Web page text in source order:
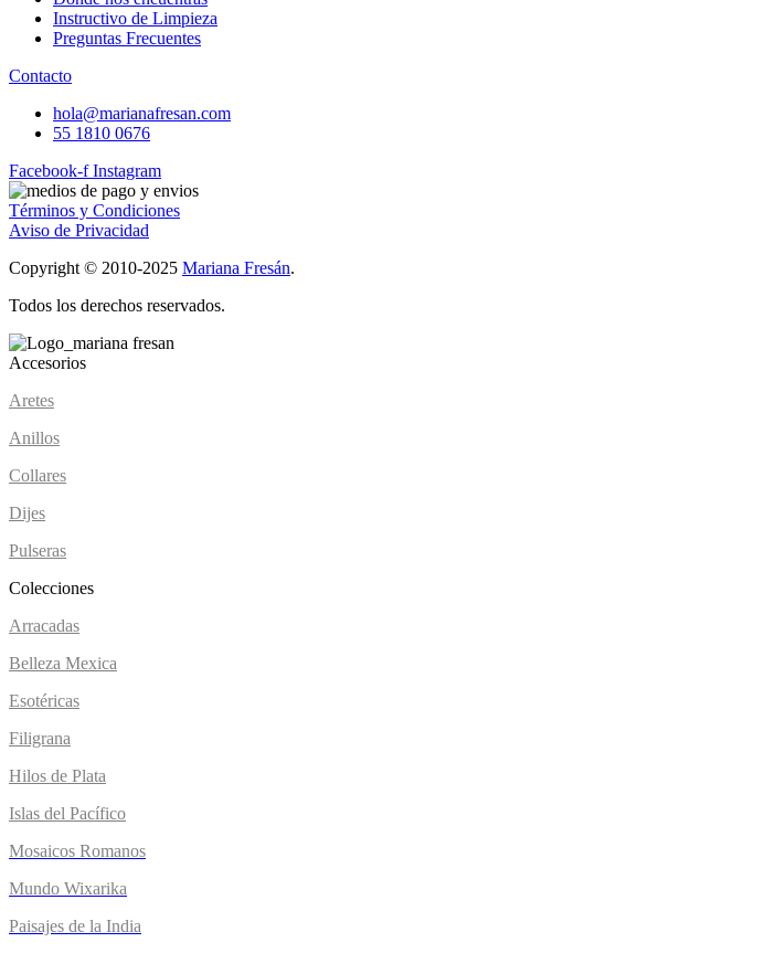
Instructivo de Limpieza
Preguntas Frecuentes
Contacto
hola@marianafresan.com
55 1810 0676
Facebook-f Instagram
Términos y Condiciones
Aviso de Privacidad
Copyright © 2010-2025 Mariana Fresán.
Todos los derechos reservados.
Accesorios
Aretes
Anillos
Collares
Dijes
Pulseras
Colecciones
Arracadas
Belleza Mexica
Esotéricas
Filigrana
Hilos de Plata
Islas del Pacífico
Mosaicos Romanos
Mundo Wixarika
Paisajes de la India